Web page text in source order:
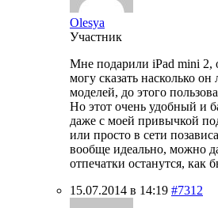
Olesya
Участник
Мне подарили iPad mini 2,
могу сказать насколько
моделей, до этого
Но этот очень удобный и
даже с моей привычкой
или просто в сети
вообще идеально, можно
отпечатки останутся, как
15.07.2014 в 14:19 #7312